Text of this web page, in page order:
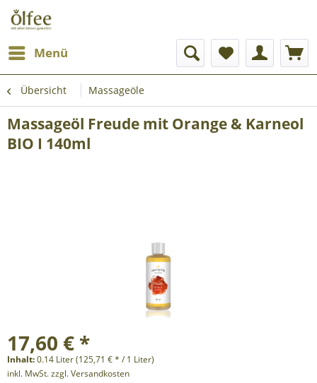
Menü
Übersicht Massageöle
Massageöl Freude mit Orange & Karneol
BIO I 140ml
17,60 € *
Inhalt:0.14 Liter (125,71 € * / 1 Liter)
inkl. MwSt.zzgl. Versandkosten